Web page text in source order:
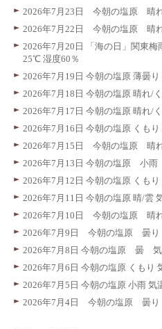
2026年7月23日 今朝の塩原
2026年7月22日 今朝の塩原
2026年7月20日 「海の日」関東
25℃ 湿度60％
2026年7月19日 今朝の塩原 薄曇
2026年7月18日 今朝の塩原 晴れ/
2026年7月17日 今朝の塩原 晴れ/
2026年7月16日 今朝の塩原 くも
2026年7月15日 今朝の塩原
2026年7月13日 今朝の塩原 小
2026年7月12日 今朝の塩原 くも
2026年7月11日 今朝の塩原 晴/雲
2026年7月10日 今朝の塩原
2026年7月9日 今朝の塩原 曇
2026年7月8日 今朝の塩原 曇
2026年7月6日 今朝の塩原 くもり
2026年7月5日 今朝の塩原 小雨 気
2026年7月4日 今朝の塩原 曇